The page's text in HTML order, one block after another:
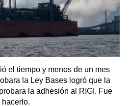
el tiempo y menos de un mes
la Ley Bases logró que la
la adhesión al RIGI. Fue
hacerlo.